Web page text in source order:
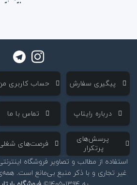
‌ پیگیری سفارش حساب کاربری
‌ درباره رایتاپ ‌ تماس با ما
‌ پرسش‌های
پرتکرار
فرصت‌های
استفاده از مطالب و تصاویر فروشگاه
غیر تجاری و با ذکر منبع بی‌مانع است.